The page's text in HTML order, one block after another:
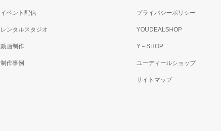
イベント配信
レンタルスタジオ
動画制作
制作事例
プライバシーポリシー
YOUDEALSHOP
Y－SHOP
ユーディールショップ
サイトマップ